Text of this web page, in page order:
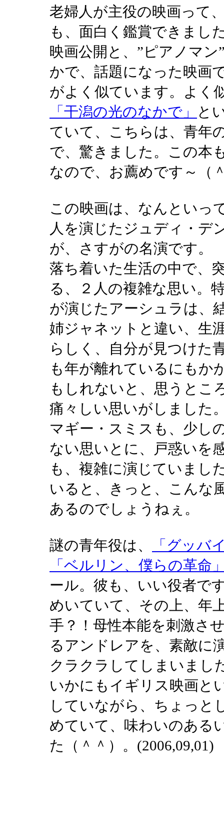
老婦人が主役の映画って
も、面白く鑑賞できまし
映画公開と、”ピアノマ
かで、話題になった映画
がよく似ています。よく
「干潟の光のなかで」
と
ていて、こちらは、青年
で、驚きました。この本
なので、お薦めです～（
この映画は、なんといっ
人を演じたジュディ・デ
が、さすがの名演です。
落ち着いた生活の中で、
る、２人の複雑な思い。
が演じたアーシュラは、
姉ジャネットと違い、生
らしく、自分が見つけた
も年が離れているにもか
もしれないと、思うとこ
痛々しい思いがしました
マギー・スミスも、少し
ない思いとに、戸惑いを
も、複雑に演じていまし
いると、きっと、こんな
あるのでしょうねぇ。
謎の青年役は、
「グッバ
「ベルリン、僕らの革命
ール。彼も、いい役者で
めいていて、その上、年
手？！母性本能を刺激さ
るアンドレアを、素敵に
クラクラしてしまいまし
いかにもイギリス映画と
していながら、ちょっと
めていて、味わいのある
た（＾＾）。(2006,09,01)